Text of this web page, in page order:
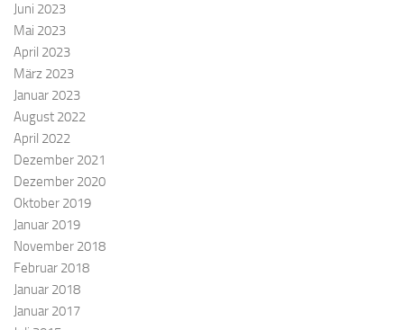
Juni 2023
Mai 2023
April 2023
März 2023
Januar 2023
August 2022
April 2022
Dezember 2021
Dezember 2020
Oktober 2019
Januar 2019
November 2018
Februar 2018
Januar 2018
Januar 2017